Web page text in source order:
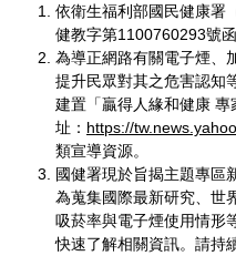
依衛生福利部國民健康署
健教字第1100760293號函
為導正網路有關電子煙、
提升民眾對其之危害認知
建置「贏得人緣和健康
址： https://
類宣導資源。
國健署現於旨揭主題專區
為蒐集國際最新研究、世
吸菸率與電子煙使用情形
快速了解相關資訊。請持